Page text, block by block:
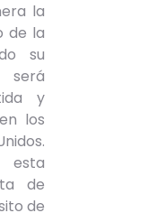
la
de la
su
y
los
de
de